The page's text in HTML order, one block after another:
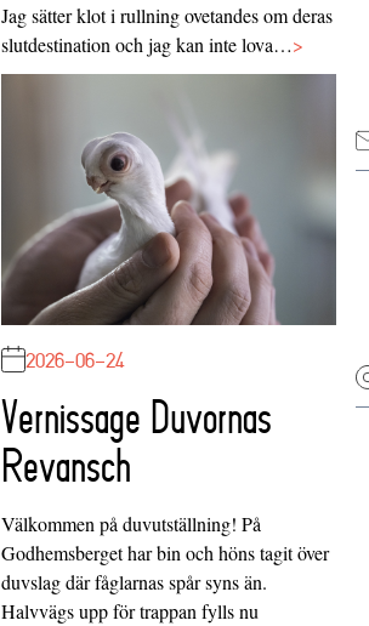
Jag sätter klot i rullning ovetandes om deras
slutdestination och jag kan inte lova…>
2026-06-24
Vernissage Duvornas
Revansch
Välkommen på duvutställning! På
Godhemsberget har bin och höns tagit över
duvslag där fåglarnas spår syns än.
Halvvägs upp för trappan fylls nu